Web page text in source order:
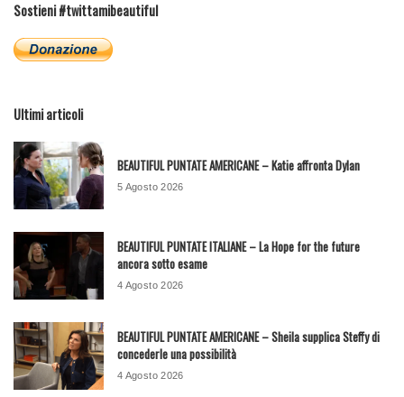
Sostieni #twittamibeautiful
Ultimi articoli
BEAUTIFUL PUNTATE AMERICANE – Katie affronta Dylan
5 Agosto 2026
BEAUTIFUL PUNTATE ITALIANE – La Hope for the future
ancora sotto esame
4 Agosto 2026
BEAUTIFUL PUNTATE AMERICANE – Sheila supplica Steffy di
concederle una possibilità
4 Agosto 2026